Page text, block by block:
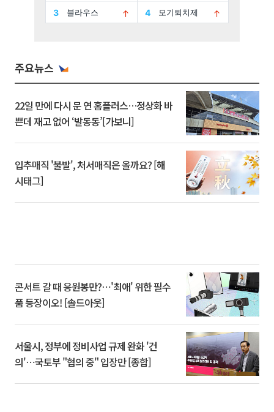
주요뉴스
22일 만에 다시 문 연 홈플러스…정상화 바
쁜데 재고 없어 ‘발동동’[가보니]
입추매직 '불발', 처서매직은 올까요? [해
시태그]
콘서트 갈 때 응원봉만?⋯'최애' 위한 필수
품 등장이오! [솔드아웃]
서울시, 정부에 정비사업 규제 완화 '건
의'⋯국토부 "협의 중" 입장만 [종합]